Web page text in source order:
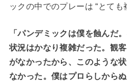
ックの中でのプレーは “とても
「パンデミックは僕を蝕んだ
状況はかなり複雑だった。観
がなかったから、このような
なかった。僕はプロらしから